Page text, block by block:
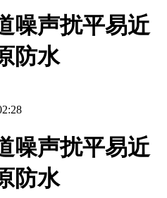
噪声扰平易近
防水
噪声扰平易近
防水